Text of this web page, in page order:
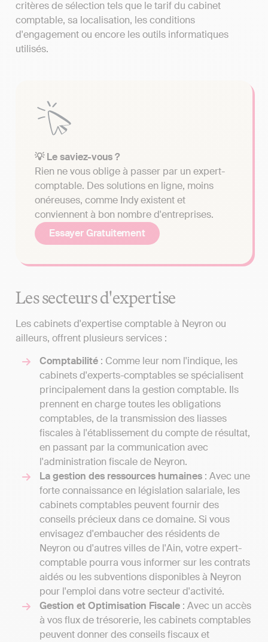
critères de sélection tels que le tarif du cabinet
comptable, sa localisation, les conditions
d'engagement ou encore les outils informatiques
utilisés.
💡 Le saviez-vous ?
Rien ne vous oblige à passer par un expert-
comptable. Des solutions en ligne, moins
onéreuses, comme Indy existent et
conviennent à bon nombre d'entreprises.
Essayer Gratuitement
Les secteurs d'expertise
Les cabinets d'expertise comptable à Neyron ou
ailleurs, offrent plusieurs services :
Comptabilité : Comme leur nom l'indique, les
cabinets d'experts-comptables se spécialisent
principalement dans la gestion comptable. Ils
prennent en charge toutes les obligations
comptables, de la transmission des liasses
fiscales à l'établissement du compte de résultat,
en passant par la communication avec
l'administration fiscale de Neyron.
La gestion des ressources humaines : Avec une
forte connaissance en législation salariale, les
cabinets comptables peuvent fournir des
conseils précieux dans ce domaine. Si vous
envisagez d'embaucher des résidents de
Neyron ou d'autres villes de l'Ain, votre expert-
comptable pourra vous informer sur les contrats
aidés ou les subventions disponibles à Neyron
pour l'emploi dans votre secteur d'activité.
Gestion et Optimisation Fiscale : Avec un accès
à vos flux de trésorerie, les cabinets comptables
peuvent donner des conseils fiscaux et